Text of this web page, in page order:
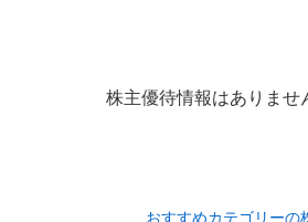
株主優待情報はありませ
おすすめカテゴリーの